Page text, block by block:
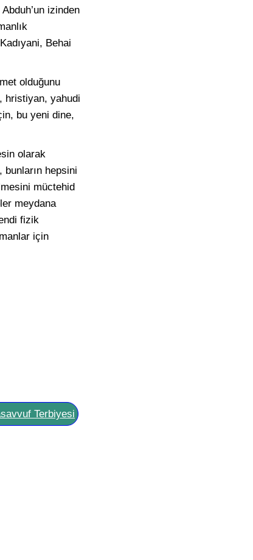
izinden
Behai
olduğunu
hristiyan, yahudi
bu yeni dine,
olarak
bunların hepsini
müctehid
meydana
fizik
için
Terbiyesi